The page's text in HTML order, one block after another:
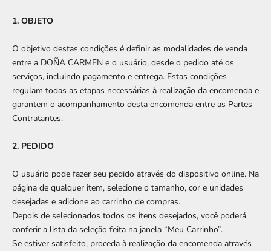
1. OBJETO
O objetivo destas condições é definir as modalidades de venda
entre a DOÑA CARMEN e o usuário, desde o pedido até os
serviços, incluindo pagamento e entrega. Estas condições
regulam todas as etapas necessárias à realização da encomenda e
garantem o acompanhamento desta encomenda entre as Partes
Contratantes.
2. PEDIDO
O usuário pode fazer seu pedido através do dispositivo online. Na
página de qualquer item, selecione o tamanho, cor e unidades
desejadas e adicione ao carrinho de compras.
Depois de selecionados todos os itens desejados, você poderá
conferir a lista da seleção feita na janela “Meu Carrinho”.
Se estiver satisfeito, proceda à realização da encomenda através